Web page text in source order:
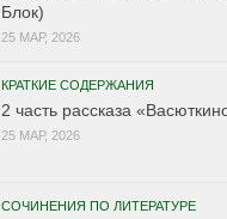
Блок)
25 МАР, 2026
КРАТКИЕ СОДЕРЖАНИЯ
2 часть рассказа
25 МАР, 2026
СОЧИНЕНИЯ ПО ЛИТЕРАТУРЕ